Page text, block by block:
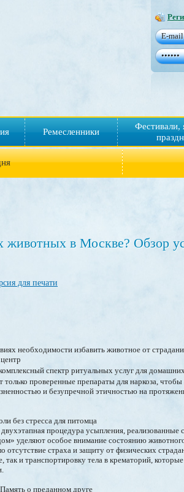
Ремесленники
Фестивали,
животных в Москве? Обзор
для печати
необходимости избавить животное от
спектр ритуальных услуг для
проверенные препараты для наркоза,
и безупречной этичностью на
без стресса для питомца
процедура усыпления, реализованные
уделяют особое внимание состоянию
отсутствие страха и защиту от физических
так и транспортировку тела в крематорий,
о преданном друге